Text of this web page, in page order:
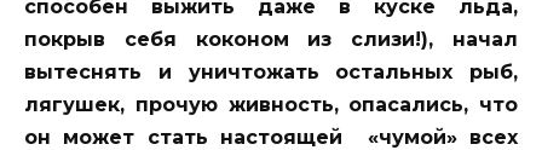
способен выжить даже в куске льда,
покрыв себя коконом из слизи!), начал
вытеснять и уничтожать остальных рыб,
лягушек, прочую живность, опасались, что
он может стать настоящей «чумой» всех